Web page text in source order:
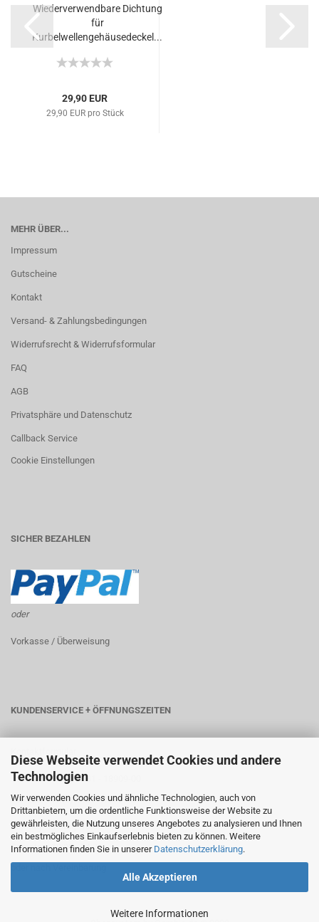
Diese Webseite verwendet Cookies und andere
Technologien
Wir verwenden Cookies und ähnliche Technologien, auch von
Drittanbietern, um die ordentliche Funktionsweise der Website zu
gewährleisten, die Nutzung unseres Angebotes zu analysieren und Ihnen
ein bestmögliches Einkaufserlebnis bieten zu können. Weitere
Informationen finden Sie in unserer Datenschutzerklärung.
Alle Akzeptieren
Weitere Informationen
Wiederverwendbare Dichtung
für
Kurbelwellengehäusedeckel...
29,90 EUR
29,90 EUR pro Stück
MEHR ÜBER...
Impressum
Gutscheine
Kontakt
Versand- & Zahlungsbedingungen
Widerrufsrecht & Widerrufsformular
FAQ
AGB
Privatsphäre und Datenschutz
Callback Service
Cookie Einstellungen
SICHER BEZAHLEN
oder
Vorkasse / Überweisung
KUNDENSERVICE + ÖFFNUNGSZEITEN
Telefon: +49 (0) 6181 - 18909-00
Telefax: +49 (0) 6181 - 18909-29
Montag - Freitag: 10:00 - 18:00
Samstag: 10:00 - 14:00